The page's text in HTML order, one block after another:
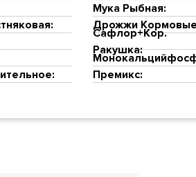
Мука Рыбная:
Дрожжи
Сафлор+Кор.
Ракушка:
Премикс: